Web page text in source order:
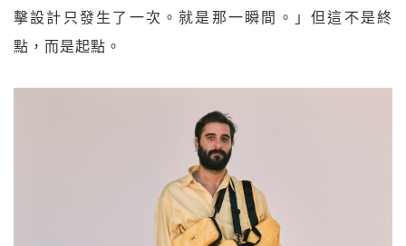
擊設計只發生了一次。就是那一瞬間。」但這不是終
點，而是起點。